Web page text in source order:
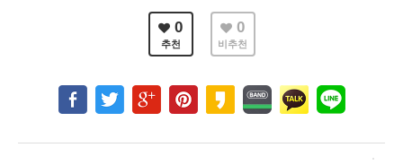
0
추천
0
비추천